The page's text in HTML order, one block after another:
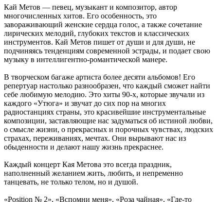
Кай Метов — певец, музыкант и композитор, автор
многочисленных хитов. Его особенность, это
завораживающий женские сердца голос, а также сочетание
лирических мелодий, глубоких текстов и классических
инструментов. Кай Метов пишет от души и для души, не
подчиняясь тенденциям современной эстрады, и подает свою
музыку в интеллигентно-романтической манере.
В творческом багаже артиста более десяти альбомов! Его
репертуар настолько разнообразен, что каждый сможет найти
себе любимую мелодию. Это хиты 90-х, которые звучали из
каждого «Утюга» и звучат до сих пор на многих
радиостанциях страны, это красивейшие инструментальные
композиции, заставляющие нас задуматься об истиной любви,
о смысле жизни, о прекрасных и порочных чувствах, людских
страхах, переживаниях, мечтах. Они вырывают нас из
обыденности и делают нашу жизнь прекраснее.
Каждый концерт Кая Метова это всегда праздник,
наполненный желанием жить, любить, и непременно
танцевать, не только телом, но и душой.
«Position № 2», «Вспомни меня», «Роза чайная», «Где-то